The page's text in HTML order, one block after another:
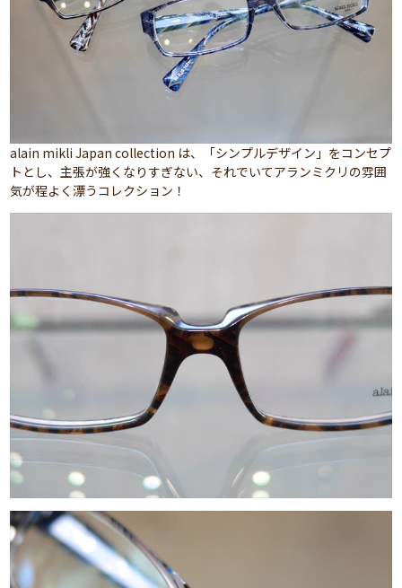
alain mikli Japan collection は、「シンプルデザイン」をコンセプ
トとし、主張が強くなりすぎない、それでいてアランミクリの雰囲
気が程よく漂うコレクション！